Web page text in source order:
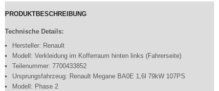
PRODUKTBESCHREIBUNG
Technische Details:
Hersteller: Renault
Modell: Verkleidung im Kofferraum hinten links (Fahrerseite)
Teilenummer: 7700433852
Ursprungsfahrzeug: Renault Megane BA0E 1,6l 79kW 107PS
Modell: Phase 2